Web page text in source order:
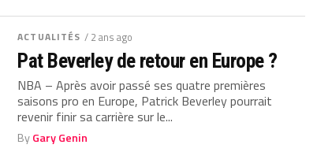
ACTUALITÉS / 2 ans ago
Pat Beverley de retour en Europe ?
NBA – Après avoir passé ses quatre premières
saisons pro en Europe, Patrick Beverley pourrait
revenir finir sa carrière sur le...
ByGary Genin